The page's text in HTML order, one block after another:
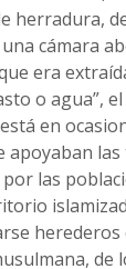
herradura,
cámara
era
o agua”,
en
apoyaban las
las
herederos
de